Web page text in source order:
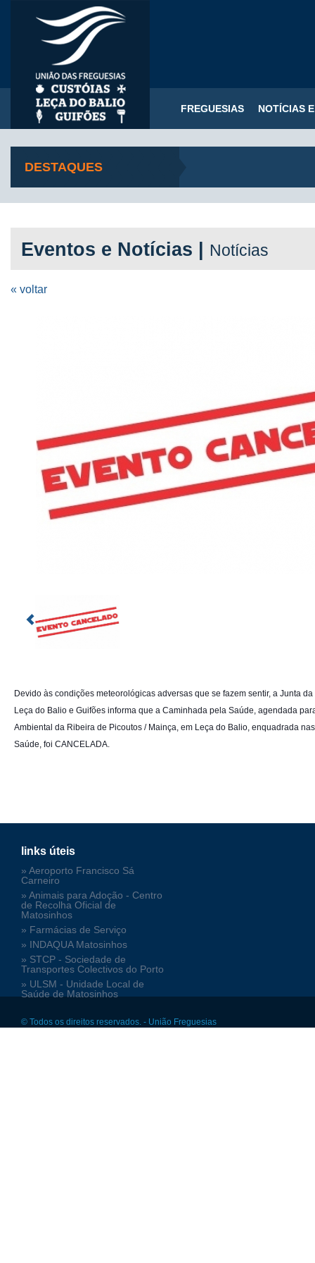
FREGUESIAS NOTÍCIAS
DESTAQUES
Eventos e Notícias | Notícias
« voltar
Devido às condições meteorológicas adversas que se fazem sentir, a Junta
Leça do Balio e Guifões informa que a Caminhada pela Saúde, agendada
Ambiental da Ribeira de Picoutos / Mainça, em Leça do Balio, enquadrada
Saúde, foi CANCELADA.
links úteis
» Aeroporto Francisco Sá
Carneiro
» Animais para Adoção - Centro
de Recolha Oficial de
Matosinhos
» Farmácias de Serviço
» INDAQUA Matosinhos
» STCP - Sociedade de
Transportes Colectivos do Porto
» ULSM - Unidade Local de
Saúde de Matosinhos
© Todos os direitos reservados. - União Freguesias